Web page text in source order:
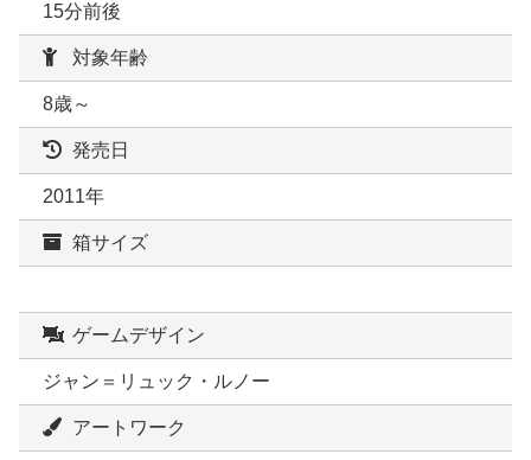
15分前後
対象年齢
8歳～
発売日
2011年
箱サイズ
ゲームデザイン
ジャン＝リュック・ルノー
アートワーク